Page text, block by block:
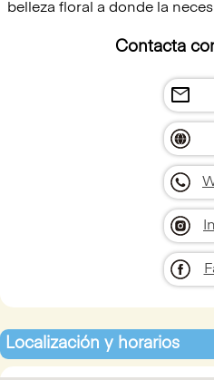
belleza floral a donde la
Contacta
mail
Localización y horarios